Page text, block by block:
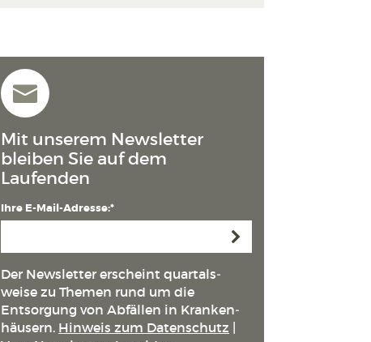
Mit unserem Newsletter
bleiben Sie auf dem
Laufenden
Ihre E-Mail-Adresse:*
Der Newsletter erscheint quartals­
weise zu Themen rund um die
Entsorgung von Abfällen in Kranken­
häusern. Hinweis zum Datenschutz